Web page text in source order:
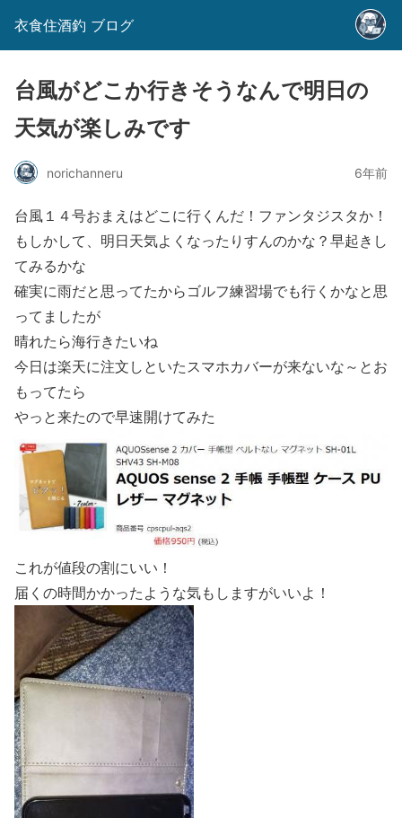
衣食住酒釣 ブログ
台風がどこか行きそうなんで明日の
天気が楽しみです
norichanneru 6年前
台風１４号おまえはどこに行くんだ！ファンタジスタか！
もしかして、明日天気よくなったりすんのかな？早起きし
てみるかな
確実に雨だと思ってたからゴルフ練習場でも行くかなと思
ってましたが
晴れたら海行きたいね
今日は楽天に注文しといたスマホカバーが来ないな～とお
もってたら
やっと来たので早速開けてみた
これが値段の割にいい！
届くの時間かかったような気もしますがいいよ！